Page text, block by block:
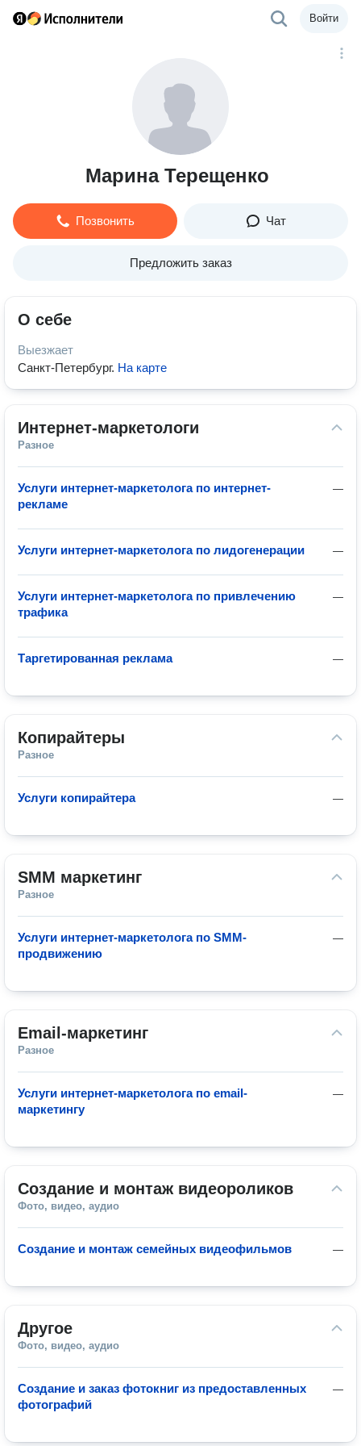
Войти
Марина Терещенко
Позвонить Чат
Предложить заказ
О себе
Выезжает
Санкт-Петербург. На карте
Интернет-маркетологи
Разное
—
Услуги интернет-маркетолога по интернет-
рекламе
—
Услуги интернет-маркетолога по лидогенерации
—
Услуги интернет-маркетолога по привлечению
трафика
—
Таргетированная реклама
Копирайтеры
Разное
—
Услуги копирайтера
SMM маркетинг
Разное
—
Услуги интернет-маркетолога по SMM-
продвижению
Email-маркетинг
Разное
—
Услуги интернет-маркетолога по email-
маркетингу
Создание и монтаж видеороликов
Фото, видео, аудио
—
Создание и монтаж семейных видеофильмов
Другое
Фото, видео, аудио
—
Создание и заказ фотокниг из предоставленных
фотографий